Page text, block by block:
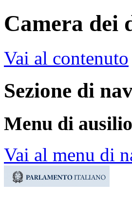
Camera dei
Vai al contenuto
Sezione di
Menu di
Vai al menu di